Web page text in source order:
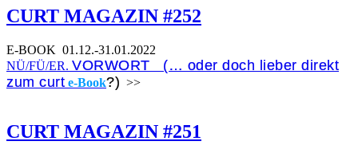
CURT MAGAZIN #252
E-BOOK 01.12.-31.01.2022
NÜ/FÜ/ER. VORWORT (… oder doch lieber direkt
zum curt e-Book?) >>
CURT MAGAZIN #251